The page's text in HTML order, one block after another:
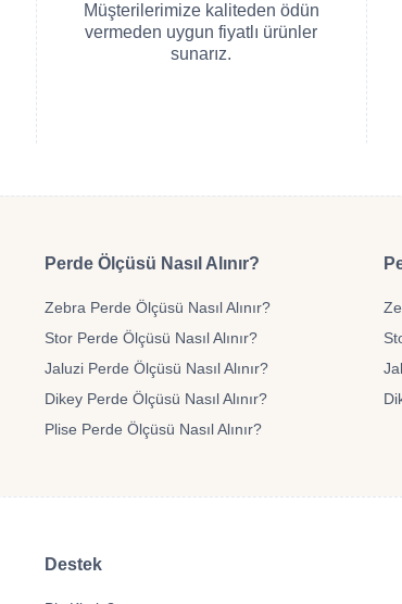
Müşterilerimize kaliteden ödün
vermeden uygun fiyatlı ürünler
sunarız.
Perde Ölçüsü Nasıl Alınır?
Zebra Perde Ölçüsü Nasıl Alınır?
Stor Perde Ölçüsü Nasıl Alınır?
Jaluzi Perde Ölçüsü Nasıl Alınır?
Dikey Perde Ölçüsü Nasıl Alınır?
Plise Perde Ölçüsü Nasıl Alınır?
Destek